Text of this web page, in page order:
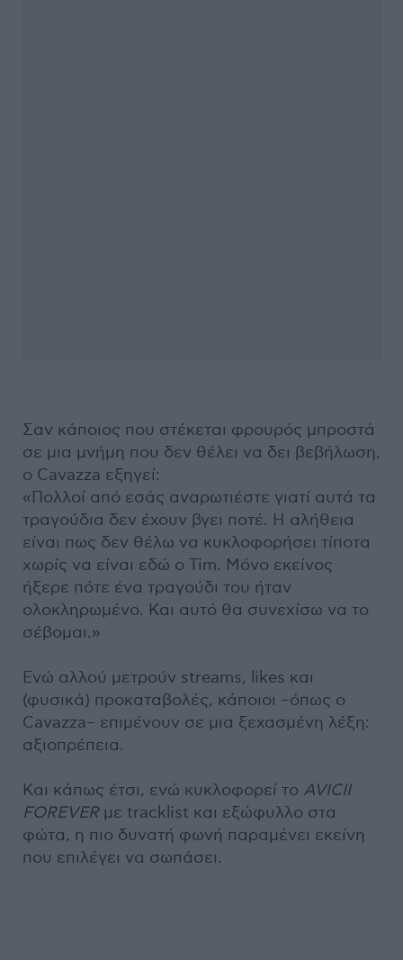
Σαν κάποιος που στέκεται φρουρός μπροστά
σε μια μνήμη που δεν θέλει να δει βεβήλωση,
ο Cavazza εξηγεί:
«Πολλοί από εσάς αναρωτιέστε γιατί αυτά τα
τραγούδια δεν έχουν βγει ποτέ. Η αλήθεια
είναι πως δεν θέλω να κυκλοφορήσει τίποτα
χωρίς να είναι εδώ ο Tim. Μόνο εκείνος
ήξερε πότε ένα τραγούδι του ήταν
ολοκληρωμένο. Και αυτό θα συνεχίσω να το
σέβομαι.»
Ενώ αλλού μετρούν streams, likes και
(φυσικά) προκαταβολές, κάποιοι –όπως ο
Cavazza– επιμένουν σε μια ξεχασμένη λέξη:
αξιοπρέπεια.
Και κάπως έτσι, ενώ κυκλοφορεί το AVICII
FOREVERμε tracklist και εξώφυλλο στα
φώτα, η πιο δυνατή φωνή παραμένει εκείνη
που επιλέγει να σωπάσει.